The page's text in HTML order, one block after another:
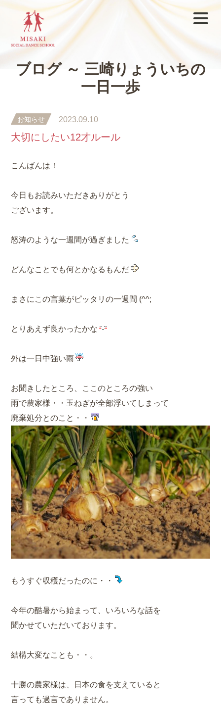
ブログ ～ 三崎りょういちの
一日一歩
お知らせ 2023.09.10
大切にしたい12才ルール
こんばんは！
今日もお読みいただきありがとう
ございます。
怒涛のような一週間が過ぎました
どんなことでも何とかなるもんだ
まさにこの言葉がピッタリの一週間 (^^;
とりあえず良かったかな
外は一日中強い雨
お聞きしたところ、ここのところの強い
雨で農家様・・玉ねぎが全部浮いてしまって
廃棄処分とのこと・・
もうすぐ収穫だったのに・・
今年の酷暑から始まって、いろいろな話を
聞かせていただいております。
結構大変なことも・・。
十勝の農家様は、日本の食を支えていると
言っても過言でありません。